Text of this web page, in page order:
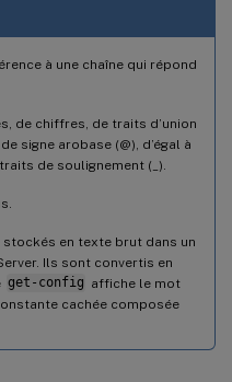
à une chaîne qui répond
de chiffres, de traits d’union
signe arobase (@), d’égal à
de soulignement (_).
en texte brut dans un
Ils sont convertis en
get-config affiche le mot
cachée composée